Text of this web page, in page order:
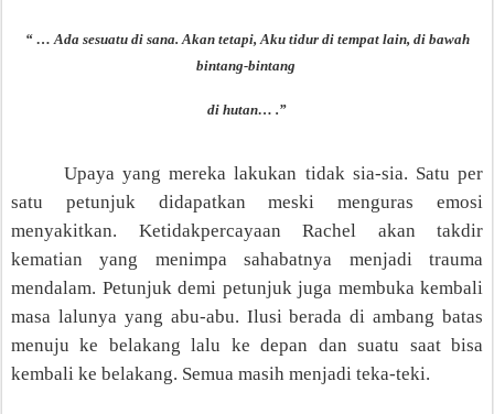
“ … Ada sesuatu di sana. Akan tetapi, Aku tidur di tempat lain, di bawah
bintang-bintang
di hutan… .”
Upaya yang mereka lakukan tidak sia-sia. Satu per
satu petunjuk didapatkan meski menguras emosi
menyakitkan. Ketidakpercayaan Rachel akan takdir
kematian yang menimpa sahabatnya menjadi trauma
mendalam. Petunjuk demi petunjuk juga membuka kembali
masa lalunya yang abu-abu. Ilusi berada di ambang batas
menuju ke belakang lalu ke depan dan suatu saat bisa
kembali ke belakang. Semua masih menjadi teka-teki.